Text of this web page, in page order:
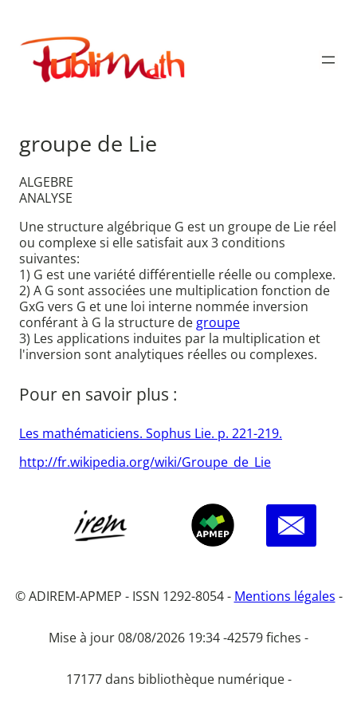
contenu
Publimath
groupe de Lie
ALGEBRE
ANALYSE
Une structure algébrique G est un groupe de Lie réel
ou complexe si elle satisfait aux 3 conditions
suivantes:
1) G est une variété différentielle réelle ou complexe.
2) A G sont associées une multiplication fonction de
GxG vers G et une loi interne nommée inversion
conférant à G la structure de groupe
3) Les applications induites par la multiplication et
l'inversion sont analytiques réelles ou complexes.
Pour en savoir plus :
Les mathématiciens. Sophus Lie. p. 221-219.
http://fr.wikipedia.org/wiki/Groupe_de_Lie
© ADIREM-APMEP - ISSN 1292-8054 - Mentions légales -
Mise à jour 08/08/2026 19:34 -42579 fiches -
17177 dans bibliothèque numérique -